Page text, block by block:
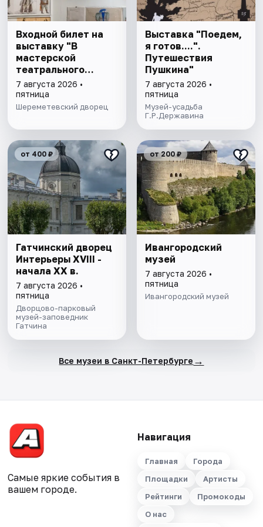
Входной билет на
выставку "В
мастерской
театрального
художника"
7 августа 2026 •
пятница
Шереметевский дворец
Выставка "Поедем,
я готов....".
Путешествия
Пушкина"
7 августа 2026 •
пятница
Музей-усадьба
Г.Р.Державина
от 400 ₽
Гатчинский дворец
Интерьеры ХVIII -
начала ХХ в.
7 августа 2026 •
пятница
Дворцово-парковый
музей-заповедник
Гатчина
от 200 ₽
Ивангородский
музей
7 августа 2026 •
пятница
Ивангородский музей
Все музеи в Санкт-Петербурге →
Самые яркие события в
вашем городе.
Навигация
Главная
Города
Площадки
Артисты
Рейтинги
Промокоды
О нас